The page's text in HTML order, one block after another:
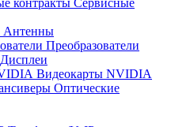
Сервисные
Антенны
Преобразователи
Дисплеи
Видеокарты NVIDIA
Оптические